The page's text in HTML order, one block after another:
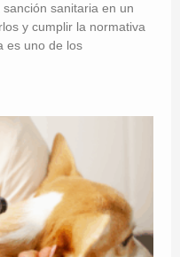
sanitaria en un
y cumplir la normativa
es uno de los